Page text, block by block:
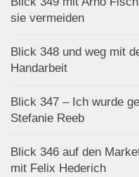
sie vermeiden
Blick 348 und weg mit
Handarbeit
Blick 347 – Ich wurde
Stefanie Reeb
Blick 346 auf den
mit Felix Hederich